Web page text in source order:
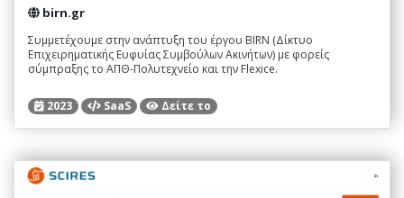
birn.gr
Συμμετέχουμε στην ανάπτυξη του έργου BIRN (Δίκτυο
Επιχειρηματικής Ευφυίας Συμβούλων Ακινήτων) με φορείς
σύμπραξης το ΑΠΘ-Πολυτεχνείο και την Flexice.
2023 SaaS Δείτε το